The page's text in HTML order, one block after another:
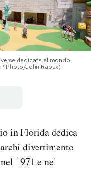
dedicata al mondo
Photo/John Raoux)
in Florida dedica
divertimento
1971 e nel